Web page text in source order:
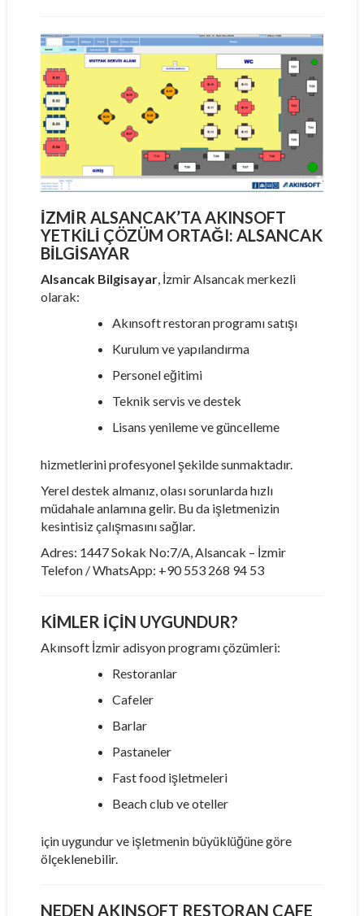
İZMIR ALSANCAK’TA AKINSOFT
YETKILI ÇÖZÜM ORTAĞI: ALSANCAK
BILGISAYAR
Alsancak Bilgisayar, İzmir Alsancak merkezli
olarak:
Akınsoft restoran programı satışı
Kurulum ve yapılandırma
Personel eğitimi
Teknik servis ve destek
Lisans yenileme ve güncelleme
hizmetlerini profesyonel şekilde sunmaktadır.
Yerel destek almanız, olası sorunlarda hızlı
müdahale anlamına gelir. Bu da işletmenizin
kesintisiz çalışmasını sağlar.
Adres: 1447 Sokak No:7/A, Alsancak – İzmir
Telefon / WhatsApp: +90 553 268 94 53
KIMLER İÇIN UYGUNDUR?
Akınsoft İzmir adisyon programı çözümleri:
Restoranlar
Cafeler
Barlar
Pastaneler
Fast food işletmeleri
Beach club ve oteller
için uygundur ve işletmenin büyüklüğüne göre
ölçeklenebilir.
NEDEN AKINSOFT RESTORAN CAFE